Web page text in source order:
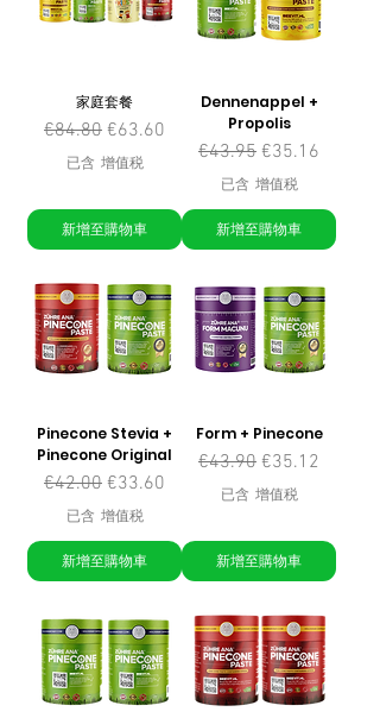
家庭套餐
一般價格
€84.80 促銷價格
€63.60
已含 增值税
新增至購物車
Dennenappel +
Propolis
一般價格
€43.95 促銷價格
€35.16
已含 增值税
新增至購物車
Pinecone Stevia +
Pinecone Original
一般價格
€42.00 促銷價格
€33.60
已含 增值税
新增至購物車
Form + Pinecone
一般價格
€43.90 促銷價格
€35.12
已含 增值税
新增至購物車